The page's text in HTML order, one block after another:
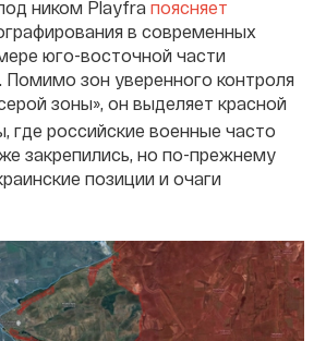
ником Playfra поясняет
в современных
юго-восточной части
Помимо зон уверенного контроля
зоны», он выделяет красной
где российские военные часто
закрепились, но по-прежнему
позиции и очаги